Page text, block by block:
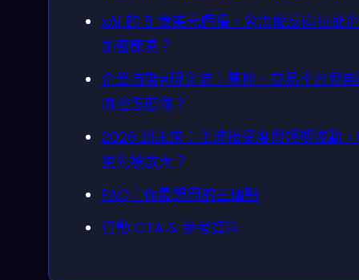
xAI 的 5 億美元虧損，會怎麼反向拉扯
加密節奏？
企業持幣≠現金流：質押、交易平台與
風控怎麼做？
2026 到未來：主流接受度與短期波動
更先被放大？
FAQ：你最想問的三個點
行動 CTA & 參考資料